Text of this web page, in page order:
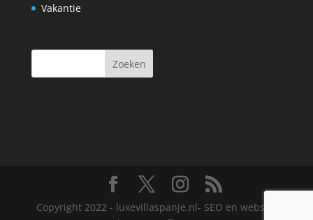
Vakantie
Copyright 2022 - luxevillaspanje.nl- SEO en website